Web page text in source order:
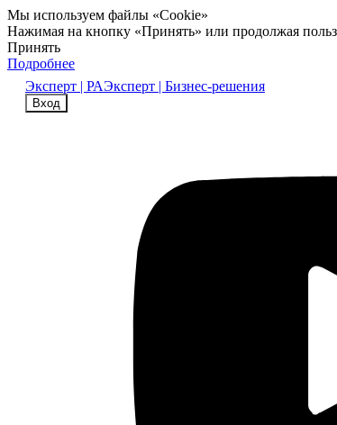
Мы используем файлы «Cookie»
Нажимая на кнопку «Принять» или продолжая
Принять
Подробнее
Эксперт | РАЭксперт | Бизнес-решения
Вход